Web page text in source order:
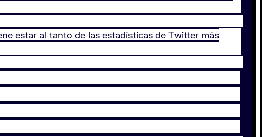
estar al tanto de las estadísticas de Twitter más